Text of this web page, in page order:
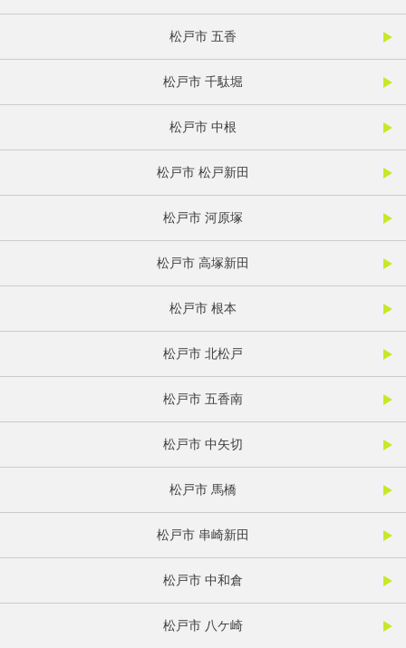
松戸市 五香
松戸市 千駄堀
松戸市 中根
松戸市 松戸新田
松戸市 河原塚
松戸市 高塚新田
松戸市 根本
松戸市 北松戸
松戸市 五香南
松戸市 中矢切
松戸市 馬橋
松戸市 串崎新田
松戸市 中和倉
松戸市 八ケ崎